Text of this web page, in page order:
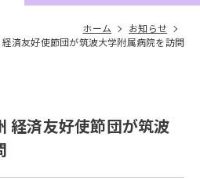
ホーム
お知らせ
済友好使節団が筑波大学附属病院を訪問
経済友好使節団が筑波